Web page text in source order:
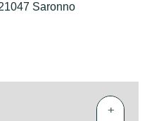
Saronno
+